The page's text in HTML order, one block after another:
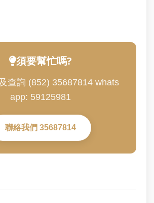
須要幫忙嗎?
查詢 (852) 35687814 whats
app: 59125981
聯絡我們 35687814